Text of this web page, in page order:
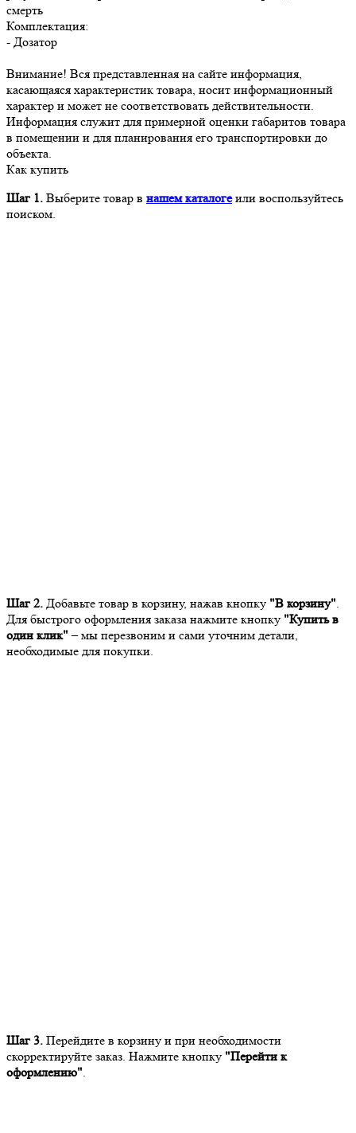
смерть
Комплектация:
- Дозатор
Внимание! Вся представленная на сайте информация,
касающаяся характеристик товара, носит информационный
характер и может не соответствовать действительности.
Информация служит для примерной оценки габаритов товара
в помещении и для планирования его транспортировки до
объекта.
Как купить
Шаг 1. Выберите товар в нашем каталогеили воспользуйтесь
поиском.
Шаг 2. Добавьте товар в корзину, нажав кнопку "В корзину".
Для быстрого оформления заказа нажмите кнопку "Купить в
один клик" – мы перезвоним и сами уточним детали,
необходимые для покупки.
Шаг 3. Перейдите в корзину и при необходимости
скорректируйте заказ. Нажмите кнопку "Перейти к
оформлению".